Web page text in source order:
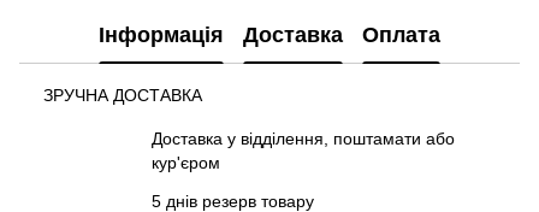
Інформація Доставка Оплата
ЗРУЧНА ДОСТАВКА
Доставка у відділення, поштамати або
кур'єром
5 днів резерв товару